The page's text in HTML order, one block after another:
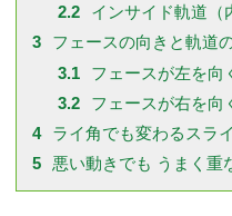
2.2
インサイド軌道（
3
フェースの向きと軌道
3.1
フェースが左を
3.2
フェースが右を
4
ライ角でも変わるスラ
5
悪い動きでも うまく重